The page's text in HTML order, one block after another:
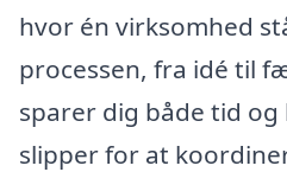
hvor én virksomhed
processen, fra idé til
sparer dig både tid
slipper for at